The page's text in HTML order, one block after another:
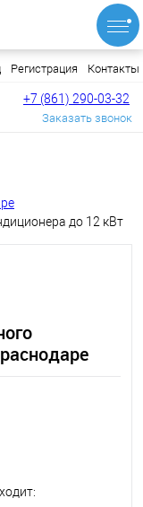
Регистрация Контакты
+7 (861) 290-03-32
Заказать звонок
до 12 кВт